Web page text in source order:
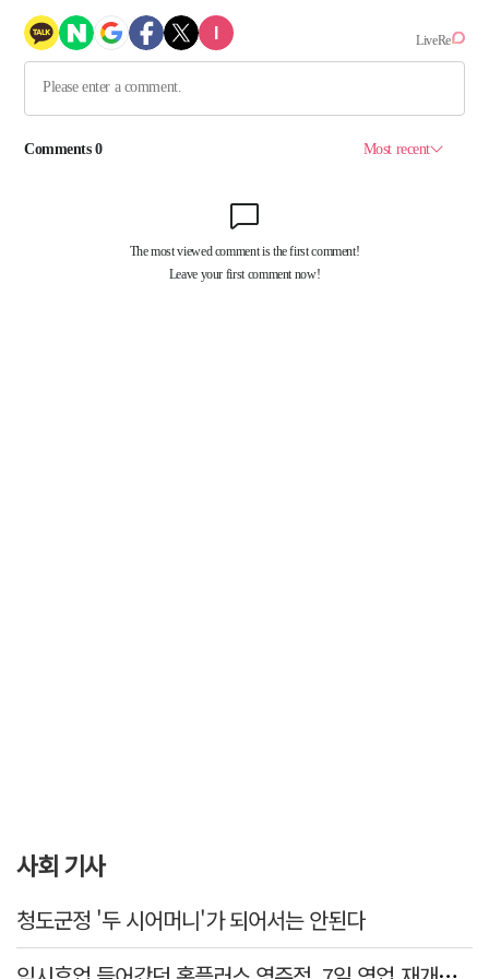
사회 기사
청도군정 '두 시어머니'가 되어서는 안된다